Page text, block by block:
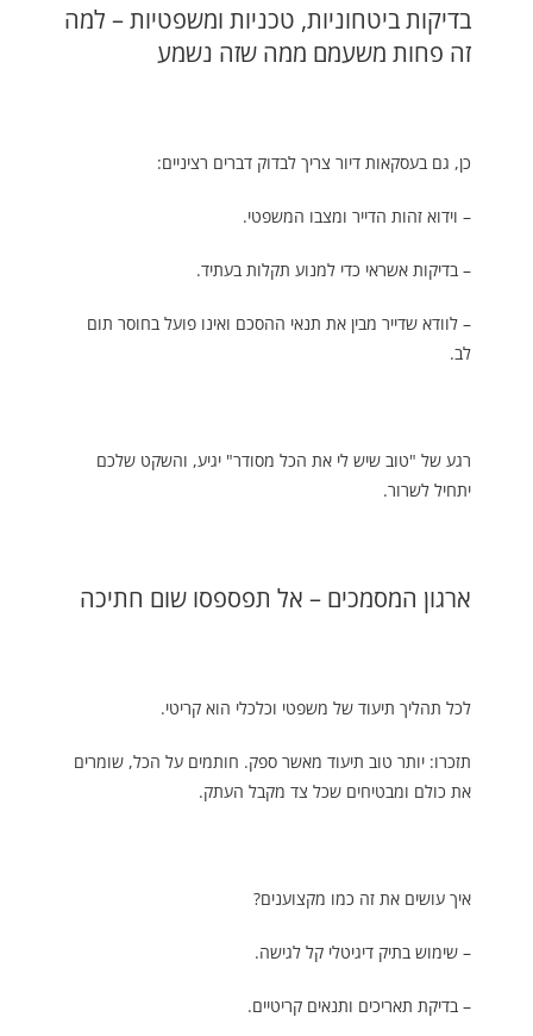
בדיקות ביטחוניות, טכניות ומשפטיות – למה
זה פחות משעמם ממה שזה נשמע
כן, גם בעסקאות דיור צריך לבדוק דברים רציניים:
– וידוא זהות הדייר ומצבו המשפטי.
– בדיקות אשראי כדי למנוע תקלות בעתיד.
– לוודא שדייר מבין את תנאי ההסכם ואינו פועל בחוסר תום
לב.
רגע של "טוב שיש לי את הכל מסודר" יגיע, והשקט שלכם
יתחיל לשרור.
ארגון המסמכים – אל תפספסו שום חתיכה
לכל תהליך תיעוד של משפטי וכלכלי הוא קריטי.
תזכרו: יותר טוב תיעוד מאשר ספק. חותמים על הכל, שומרים
את כולם ומבטיחים שכל צד מקבל העתק.
איך עושים את זה כמו מקצוענים?
– שימוש בתיק דיגיטלי קל לגישה.
– בדיקת תאריכים ותנאים קריטיים.